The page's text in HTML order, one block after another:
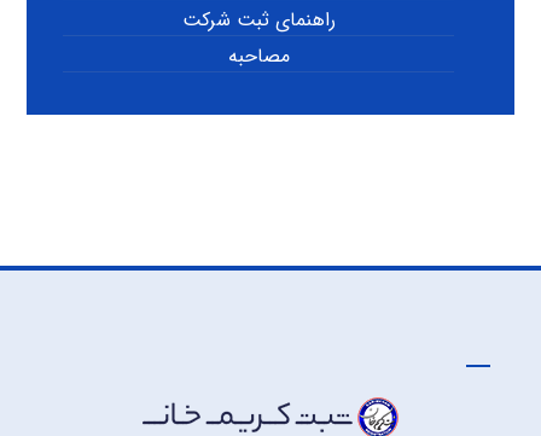
راهنمای ثبت شرکت
مصاحبه